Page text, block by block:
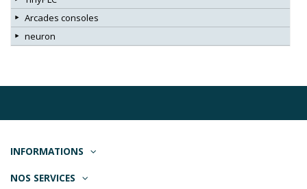
Arcades consoles
neuron
INFORMATIONS
NOS SERVICES